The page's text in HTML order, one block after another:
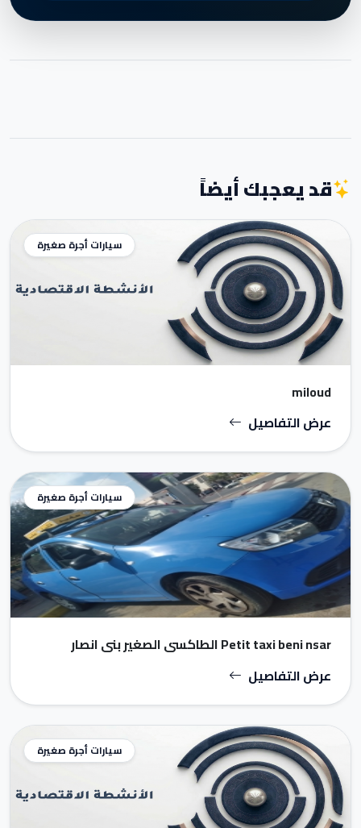
قد يعجبك أيضاً
سيارات أجرة صغيرة
miloud
عرض التفاصيل
سيارات أجرة صغيرة
Petit taxi beni nsar الطاكسي الصغير بني انصار
عرض التفاصيل
سيارات أجرة صغيرة